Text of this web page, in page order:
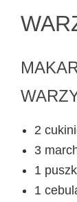
2
3
1
1